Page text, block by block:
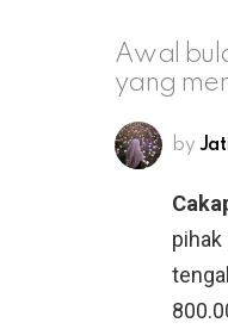
Awal
yang
by